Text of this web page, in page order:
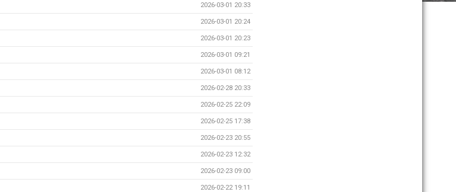
2026-03-01 20:33
2026-03-01 20:24
2026-03-01 20:23
2026-03-01 09:21
2026-03-01 08:12
2026-02-28 20:33
2026-02-25 22:09
2026-02-25 17:38
2026-02-23 20:55
2026-02-23 12:32
2026-02-23 09:00
2026-02-22 19:11